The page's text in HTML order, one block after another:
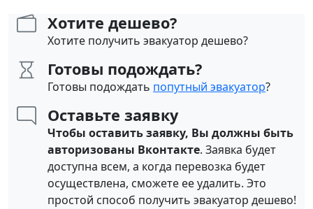
Хотите дешево?
Хотите получить эвакуатор дешево?
Готовы подождать?
Готовы подождать попутный эвакуатор?
Оставьте заявку
Чтобы оставить заявку, Вы должны быть
авторизованы Вконтакте. Заявка будет
доступна всем, а когда перевозка будет
осуществлена, сможете ее удалить. Это
простой способ получить эвакуатор дешево!